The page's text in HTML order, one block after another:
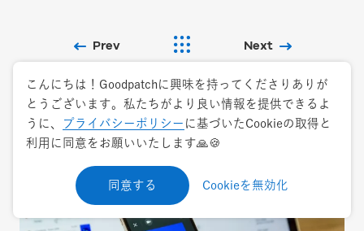
Prev Next
Related pages
こんにちは！Goodpatchに興味を持ってくださりありが
とうございます。私たちがより良い情報を提供できるよ
うに、
プライバシーポリシー に基づいたCookieの取得と
利用に同意をお願いいたします🙏🍪
同意する Cookieを無効化